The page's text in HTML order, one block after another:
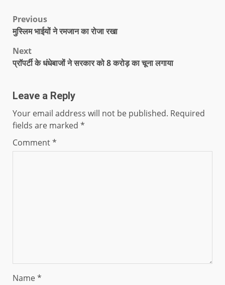
Previous
मुस्लिम भाईयों ने रमजान का रोजा रखा
Next
प्रॉपर्टी के धंधेबाजों ने सरकार को 8 करोड़ का चूना लगाया
Leave a Reply
Your email address will not be published. Required
fields are marked *
Comment*
Name*